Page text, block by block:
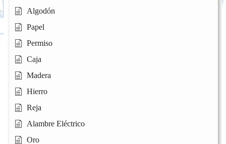
Algodón
Papel
Permiso
Caja
Madera
Hierro
Reja
Alambre Eléctrico
Oro